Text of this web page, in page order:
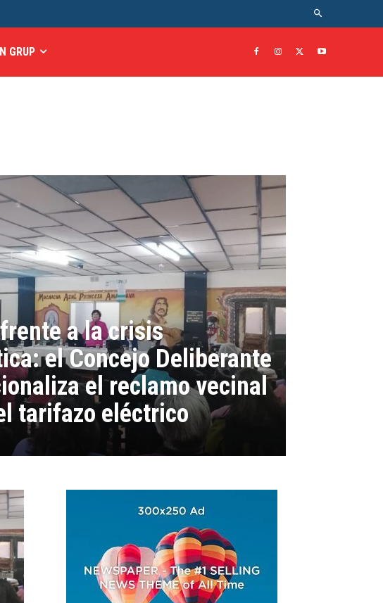
GRUP
a la crisis
el Concejo Deliberante
el reclamo vecinal
tarifazo eléctrico